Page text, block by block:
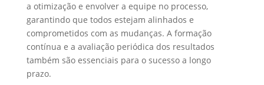
a otimização e envolver a equipe no processo,
garantindo que todos estejam alinhados e
comprometidos com as mudanças. A formação
contínua e a avaliação periódica dos resultados
também são essenciais para o sucesso a longo
prazo.